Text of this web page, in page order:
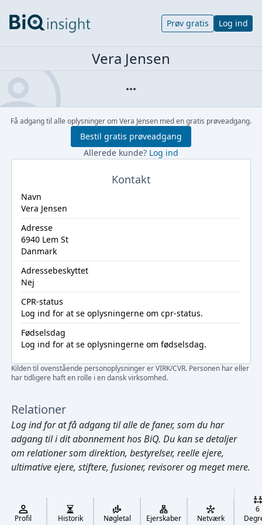
Cmd/Ctrl + K
Prøv gratis Log ind
Vera Jensen
Få adgang til alle oplysninger om Vera Jensen med en gratis prøveadgang.
Bestil gratis prøveadgang
Allerede kunde? Log ind
Kontakt
Navn
Vera Jensen
Adresse
6940 Lem St
Danmark
Adressebeskyttet
Nej
CPR-status
Log ind for at se oplysningerne om cpr-status.
Fødselsdag
Log ind for at se oplysningerne om fødselsdag.
Kilden til ovenstående personoplysninger er VIRK/CVR. Personen har eller
har tidligere haft en rolle i en dansk virksomhed.
Relationer
Log indfor at få adgang til alle de faner, som du har
adgang til i dit abonnement hos BiQ. Du kan se detaljer
om relationer som direktion, bestyrelser, reelle ejere,
ultimative ejere, stiftere, fusioner, revisorer og meget mere.
Profil Historik Nøgletal Ejerskaber Netværk
6